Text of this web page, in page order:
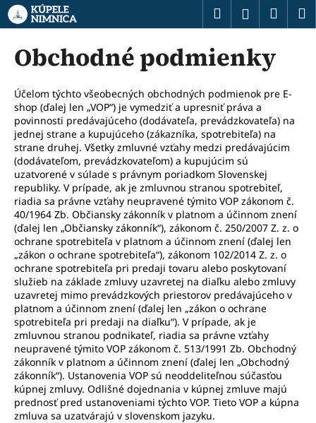
Prejsť
na
obsah
Hľadať
Obchodné podmienky
Účelom týchto všeobecných obchodných podmienok pre E-
shop (ďalej len „VOP“) je vymedziť a upresniť práva a
povinnosti predávajúceho (dodávateľa, prevádzkovateľa) na
jednej strane a kupujúceho (zákazníka, spotrebiteľa) na
strane druhej. Všetky zmluvné vzťahy medzi predávajúcim
(dodávateľom, prevádzkovateľom) a kupujúcim sú
uzatvorené v súlade s právnym poriadkom Slovenskej
republiky. V prípade, ak je zmluvnou stranou spotrebiteľ,
riadia sa právne vzťahy neupravené týmito VOP zákonom č.
40/1964 Zb. Občiansky zákonník v platnom a účinnom znení
(ďalej len „Občiansky zákonník“), zákonom č. 250/2007 Z. z. o
ochrane spotrebiteľa v platnom a účinnom znení (ďalej len
„zákon o ochrane spotrebiteľa“), zákonom 102/2014 Z. z. o
ochrane spotrebiteľa pri predaji tovaru alebo poskytovaní
služieb na základe zmluvy uzavretej na diaľku alebo zmluvy
uzavretej mimo prevádzkových priestorov predávajúceho v
platnom a účinnom znení (ďalej len „zákon o ochrane
spotrebiteľa pri predaji na diaľku“). V prípade, ak je
zmluvnou stranou podnikateľ, riadia sa právne vzťahy
neupravené týmito VOP zákonom č. 513/1991 Zb. Obchodný
zákonník v platnom a účinnom znení (ďalej len „Obchodný
zákonník“). Ustanovenia VOP sú neoddeliteľnou súčasťou
kúpnej zmluvy. Odlišné dojednania v kúpnej zmluve majú
prednosť pred ustanoveniami týchto VOP. Tieto VOP a kúpna
zmluva sa uzatvárajú v slovenskom jazyku.
K
o
o
p
o
t
r
e
b
u
j
e
t
e
n
á
j
s
ť
?